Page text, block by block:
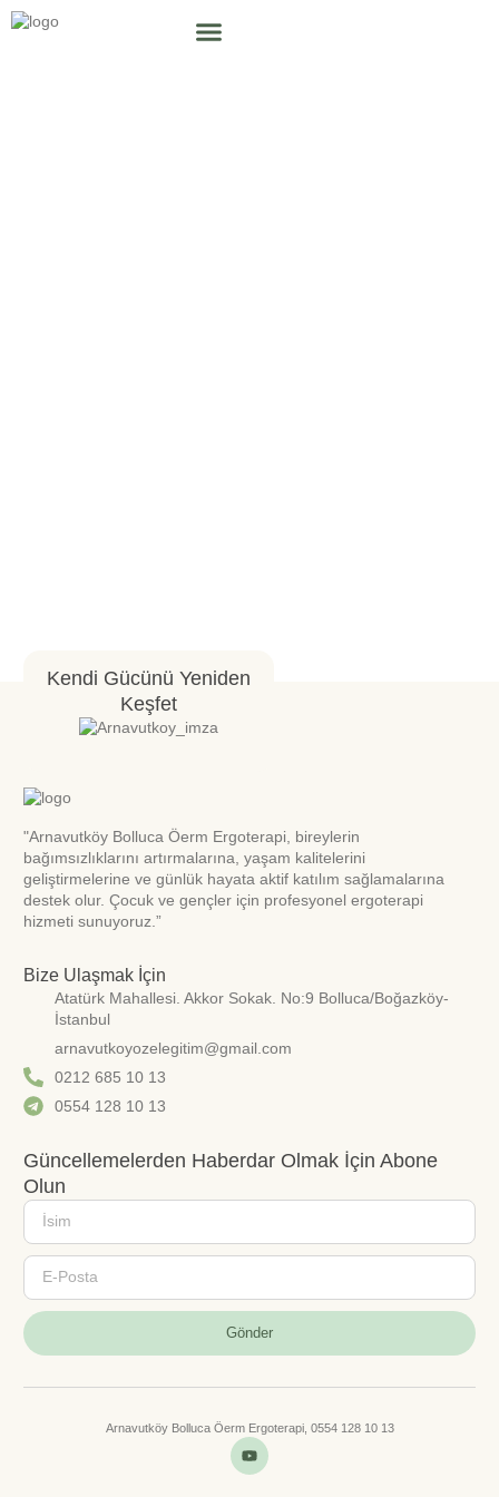
Kendi Gücünü Yeniden
Keşfet
"Arnavutköy Bolluca Öerm Ergoterapi, bireylerin
bağımsızlıklarını artırmalarına, yaşam kalitelerini
geliştirmelerine ve günlük hayata aktif katılım sağlamalarına
destek olur. Çocuk ve gençler için profesyonel ergoterapi
hizmeti sunuyoruz.”
Bize Ulaşmak İçin
Atatürk Mahallesi. Akkor Sokak. No:9 Bolluca/Boğazköy-
İstanbul
arnavutkoyozelegitim@gmail.com
0212 685 10 13
0554 128 10 13
Güncellemelerden Haberdar Olmak İçin Abone
Olun
Gönder
Arnavutköy Bolluca Öerm Ergoterapi, 0554 128 10 13